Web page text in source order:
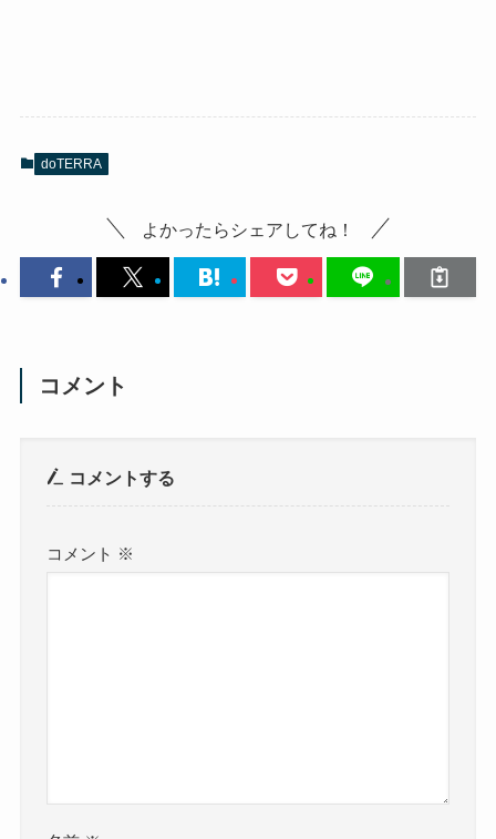
doTERRA
よかったらシェアしてね！
コメント
コメントする
コメント ※